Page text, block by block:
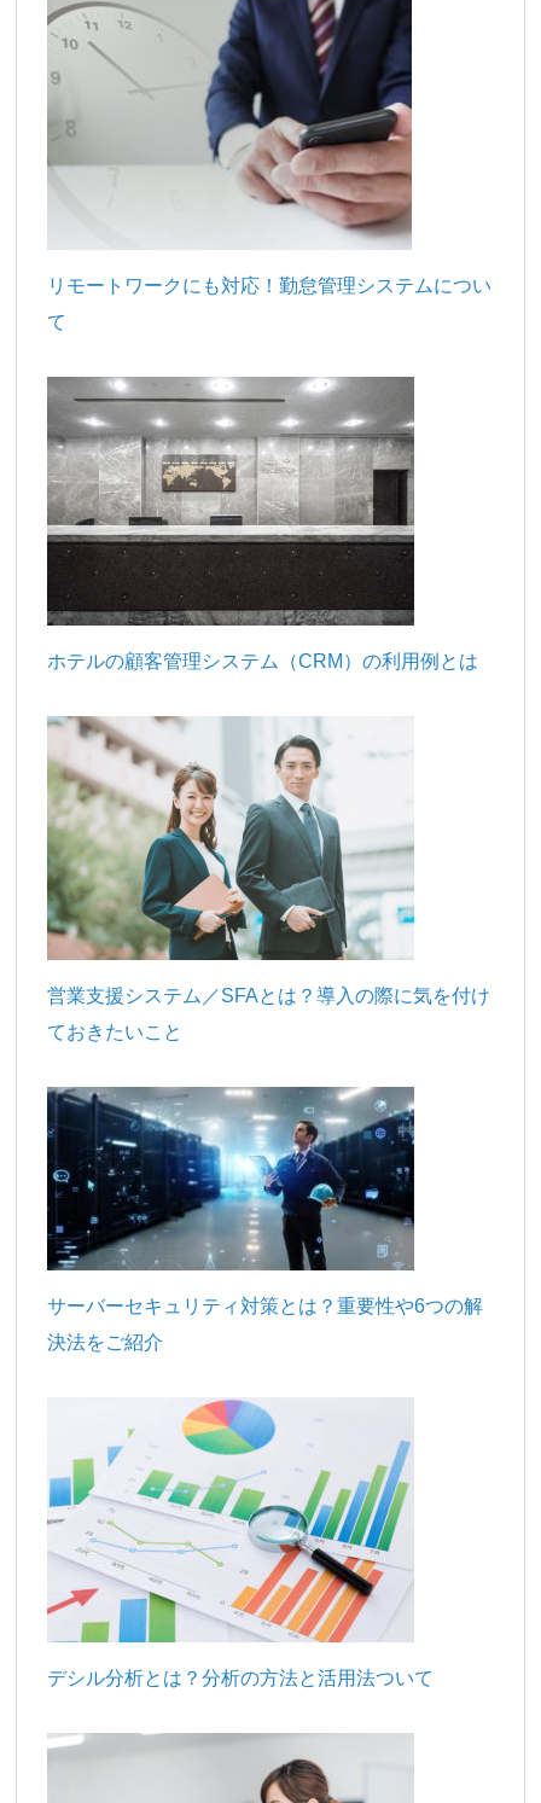
リモートワークにも対応！勤怠管理システムについ
て
ホテルの顧客管理システム（CRM）の利用例とは
営業支援システム／SFAとは？導入の際に気を付け
ておきたいこと
サーバーセキュリティ対策とは？重要性や6つの解
決法をご紹介
デシル分析とは？分析の方法と活用法ついて